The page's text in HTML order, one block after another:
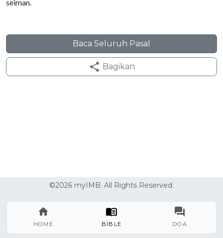
HOME BIBLE DOA
seiman.
Baca Seluruh Pasal
Bagikan
©2026 myIMB. All Rights Reserved.